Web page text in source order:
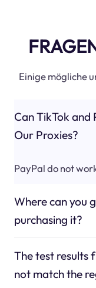
Einige mögliche
Can TikTok and
Our Proxies?
PayPal do not
Where can you
purchasing it?
The test results
not match the